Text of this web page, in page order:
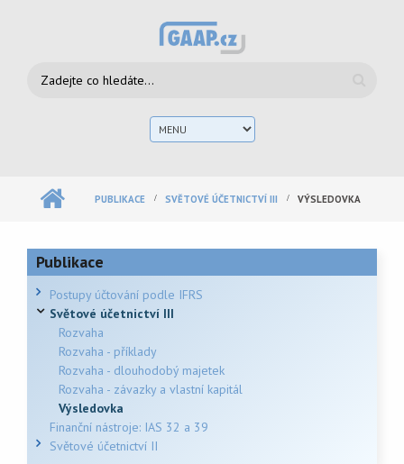
Vyhledávání
PUBLIKACE SVĚTOVÉ ÚČETNICTVÍ III VÝSLEDOVKA
Publikace
Postupy účtování podle IFRS
Světové účetnictví III
Rozvaha
Rozvaha - příklady
Rozvaha - dlouhodobý majetek
Rozvaha - závazky a vlastní kapitál
Výsledovka
Finanční nástroje: IAS 32 a 39
Světové účetnictví II